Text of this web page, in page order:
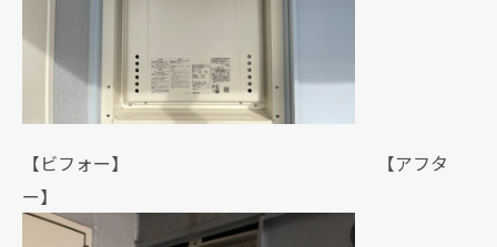
【ビフォー】 【アフタ
ー】